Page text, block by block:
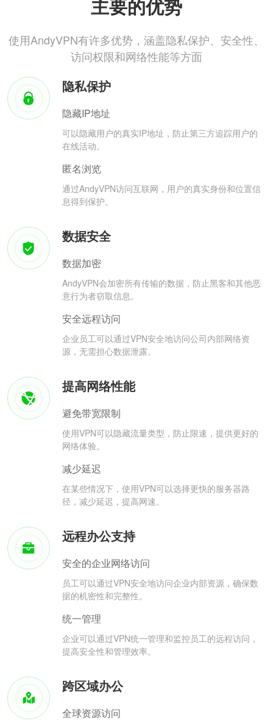
主要的优势
使用AndyVPN有许多优势，涵盖隐私保护、安全性、
访问权限和网络性能等方面
隐私保护
隐藏IP地址
可以隐藏用户的真实IP地址，防止第三方追踪用户的
在线活动。
匿名浏览
通过AndyVPN访问互联网，用户的真实身份和位置信
息得到保护。
数据安全
数据加密
AndyVPN会加密所有传输的数据，防止黑客和其他恶
意行为者窃取信息。
安全远程访问
企业员工可以通过VPN安全地访问公司内部网络资
源，无需担心数据泄露。
提高网络性能
避免带宽限制
使用VPN可以隐藏流量类型，防止限速，提供更好的
网络体验。
减少延迟
在某些情况下，使用VPN可以选择更快的服务器路
径，减少延迟，提高网速。
远程办公支持
安全的企业网络访问
员工可以通过VPN安全地访问企业内部资源，确保数
据的机密性和完整性。
统一管理
企业可以通过VPN统一管理和监控员工的远程访问，
提高安全性和管理效率。
跨区域办公
全球资源访问